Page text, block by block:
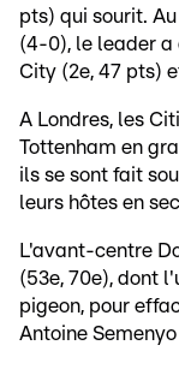
pts) qui sourit.
(4-0), le leader a
City (2e, 47 pts)
A Londres, les
Tottenham en
ils se sont fait
leurs hôtes en
L'avant-centre
(53e, 70e), dont
pigeon, pour
Antoine